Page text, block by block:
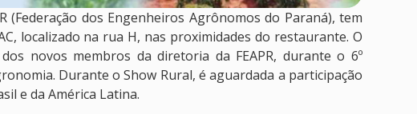
(Federação dos Engenheiros Agrônomos do Paraná), tem
localizado na rua H, nas proximidades do restaurante. O
novos membros da diretoria da FEAPR, durante o 6º
Durante o Show Rural, é aguardada a participação
e da América Latina.